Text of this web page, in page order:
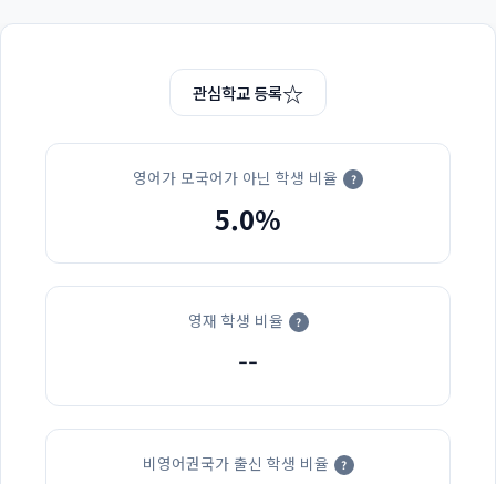
관심학교 등록☆
영어가 모국어가 아닌 학생 비율 ?
5.0%
영재 학생 비율 ?
--
비영어권국가 출신 학생 비율 ?